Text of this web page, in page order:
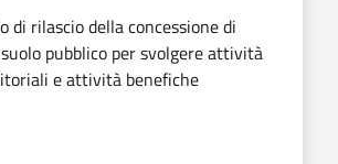
di rilascio della concessione di
pubblico per svolgere attività
e attività benefiche